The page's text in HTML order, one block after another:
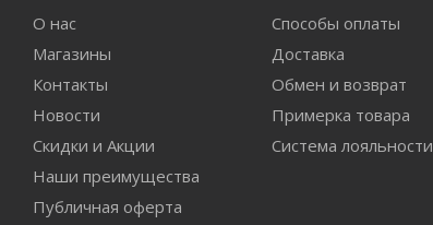
О нас
Магазины
Контакты
Новости
Скидки и Акции
Наши преимущества
Публичная оферта
Способы оплаты
Доставка
Обмен и возврат
Примерка товара
Система лояльности